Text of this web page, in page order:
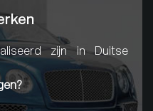
zijn in Duitse